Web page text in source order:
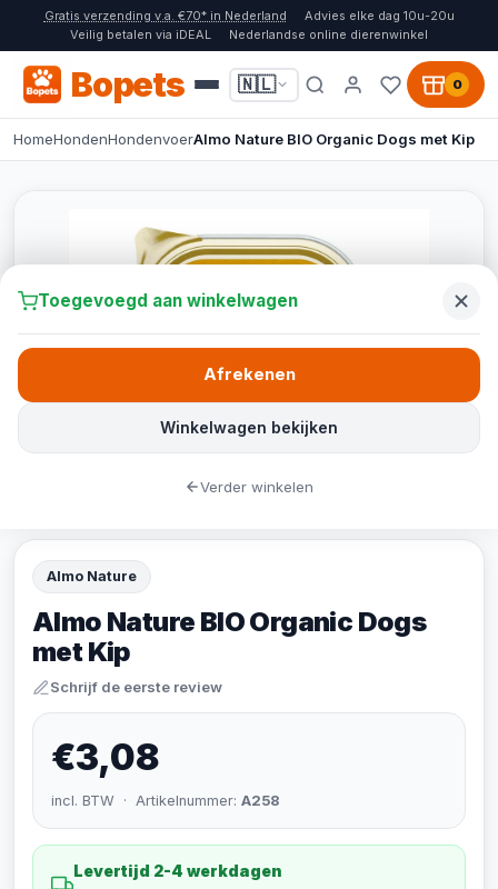
Gratis verzending v.a. €70* in Nederland
Advies elke dag 10u-20u
Veilig betalen via iDEAL
Nederlandse online dierenwinkel
Bopets 🇳🇱 0
HomeHondenHondenvoerAlmo Nature BIO Organic Dogs met Kip
Almo Nature
Almo Nature BIO Organic Dogs
met Kip
Schrijf de eerste review
€3,08
incl. BTW · Artikelnummer: A258
Levertijd 2-4 werkdagen
Toegevoegd aan winkelwagen
Winkelwagen bekijken
Afrekenen
Verder winkelen